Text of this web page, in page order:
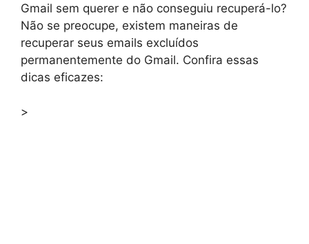
Gmail sem querer e não conseguiu recuperá-lo?
Não se preocupe, existem maneiras de
recuperar seus emails excluídos
permanentemente do Gmail. Confira essas
dicas eficazes:
>